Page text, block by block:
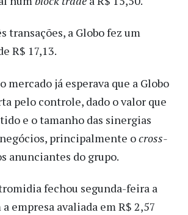
transações, a Globo fez um
R$ 17,13.
mercado já esperava que a Globo
pelo controle, dado o valor que
e o tamanho das sinergias
principalmente ocross-
anunciantes do grupo.
fechou segunda-feira a
a empresa avaliada em R$ 2,57